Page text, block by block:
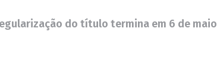
do título termina em 6 de maio